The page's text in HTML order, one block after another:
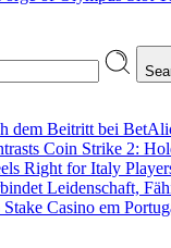
dem Beitritt bei
Coin Strike 2:
Right for Italy
Leidenschaft,
Casino em